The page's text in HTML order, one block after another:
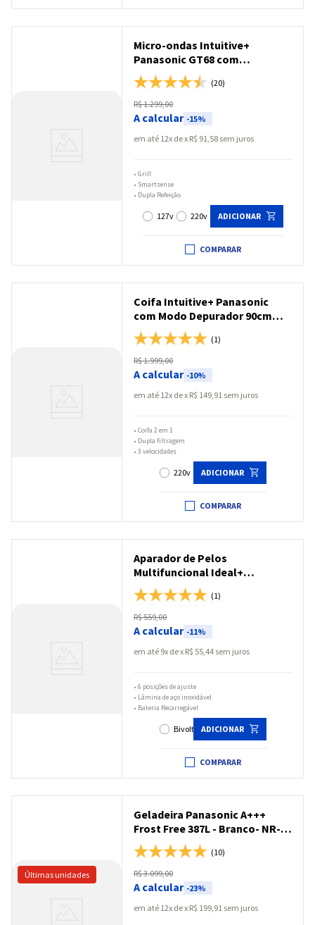
Micro-ondas Intuitive+
Panasonic GT68 com
SmartSense e Grill 30L Black
Glass - NN-GT68LBRU
(20)
R$1.299,00
A calcular -15%
em até 12 x R$ 91,58 sem juros
• Grill
• Smartsense
• Dupla Refeição
COMPARAR
127v 220v ADICIONAR
Coifa Intuitive+ Panasonic
com Modo Depurador 90cm
Black Glass - FV-9HSDB2
(1)
R$1.999,00
A calcular -10%
em até 12 x R$ 149,91 sem juros
• Coifa 2 em 1
• Dupla filtragem
• 3 velocidades
COMPARAR
220v ADICIONAR
Aparador de Pelos
Multifuncional Ideal+
Panasonic D-perfector Barba,
Cabelo e Corpo Alta Precisão
Bivolt - ER-GB80-S572
(1)
R$559,00
A calcular -11%
em até 9 x R$ 55,44 sem juros
• 6 posições de ajuste
• Lâmina de aço inoxidável
• Bateria Recarregável
COMPARAR
Bivolt ADICIONAR
Geladeira Panasonic A+++
Frost Free 387L - Branco- NR-
BT41PD1W
(10)
R$3.099,00
A calcular -23%
em até 12 x R$ 199,91 sem juros